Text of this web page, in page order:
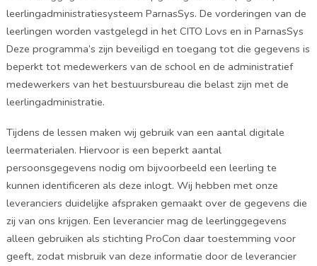
leerlingadministratiesysteem ParnasSys. De vorderingen van de
leerlingen worden vastgelegd in het CITO Lovs en in ParnasSys
Deze programma’s zijn beveiligd en toegang tot die gegevens is
beperkt tot medewerkers van de school en de administratief
medewerkers van het bestuursbureau die belast zijn met de
leerlingadministratie.
Tijdens de lessen maken wij gebruik van een aantal digitale
leermaterialen. Hiervoor is een beperkt aantal
persoonsgegevens nodig om bijvoorbeeld een leerling te
kunnen identificeren als deze inlogt. Wij hebben met onze
leveranciers duidelijke afspraken gemaakt over de gegevens die
zij van ons krijgen. Een leverancier mag de leerlinggegevens
alleen gebruiken als stichting ProCon daar toestemming voor
geeft, zodat misbruik van deze informatie door de leverancier